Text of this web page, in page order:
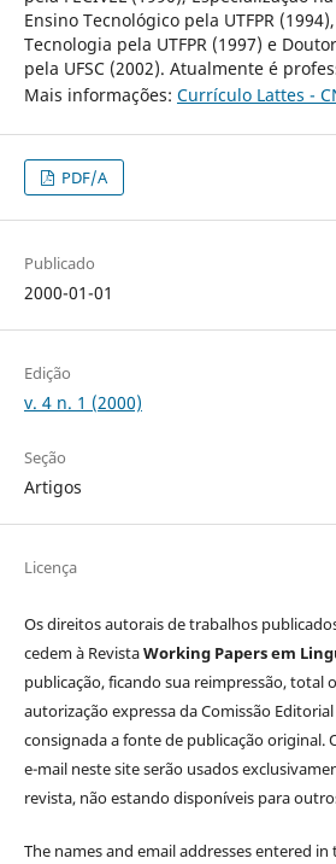
Ensino Tecnológico pela UTFPR
Tecnologia pela UTFPR (1997) e
pela UFSC (2002). Atualmente é
Mais informações: Currículo Lattes -
PDF/A
Publicado
2000-01-01
Edição
v. 4 n. 1 (2000)
Seção
Artigos
Licença
Os direitos autorais de trabalhos
cedem à RevistaWorking Papers em
publicação, ficando sua reimpressão, total
autorização expressa da Comissão
consignada a fonte de publicação original.
e-mail neste site serão usados
revista, não estando disponíveis para
The names and email addresses entered